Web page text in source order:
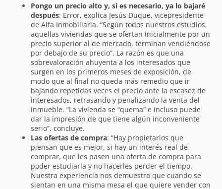
Pongo un precio alto y, si es necesario, ya lo bajaré
después: Error, explica Jesús Duque, vicepresidente
de Alfa Inmobiliaria. “Según todos nuestros estudios,
aquellas viviendas que se ofertan inicialmente por un
precio superior al de mercado, terminan vendiéndose
por debajo de su precio”. La razón es que una
sobrevaloración ahuyenta a los interesados que
surgen en los primeros meses de exposición, de
modo que al final no queda más remedio que ir
bajando repetidas veces el precio ante la escasez de
interesados, retrasando y penalizando la venta del
inmueble. “La vivienda se “quema” e incluso puede
dar la impresión de que tiene algún inconveniente
serio”, concluye.
Las ofertas de compra: “Hay propietarios que
piensan que es mejor, si hay un interés real de
comprar, que les pasen una oferta de compra para
poder estudiarla y no hacerles perder el tiempo.
Nuestra experiencia nos demuestra que cuando se
sientan en una misma mesa el que quiere vender con